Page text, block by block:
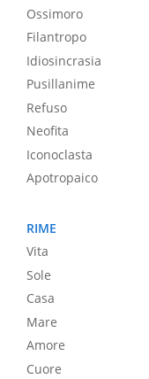
Ossimoro
Filantropo
Idiosincrasia
Pusillanime
Refuso
Neofita
Iconoclasta
Apotropaico
RIME
Vita
Sole
Casa
Mare
Amore
Cuore